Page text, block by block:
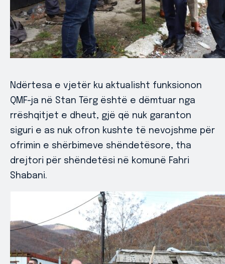
Ndërtesa e vjetër ku aktualisht funksionon
QMF-ja në Stan Tërg është e dëmtuar nga
rrëshqitjet e dheut, gjë që nuk garanton
siguri e as nuk ofron kushte të nevojshme për
ofrimin e shërbimeve shëndetësore, tha
drejtori për shëndetësi në komunë Fahri
Shabani.